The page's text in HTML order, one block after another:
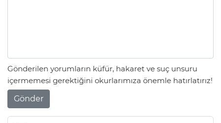
Gönderilen yorumların küfür, hakaret ve suç unsuru
içermemesi gerektiğini okurlarımıza önemle hatırlatırız!
Gönder